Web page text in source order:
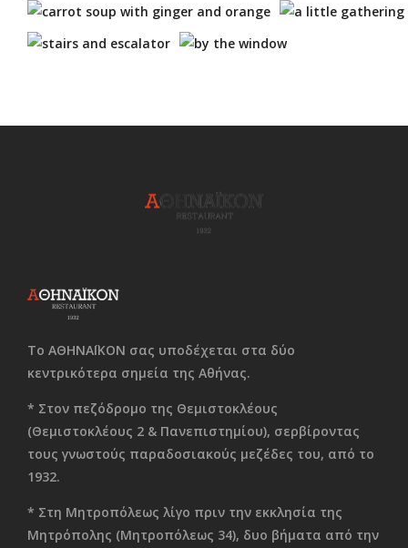
Το ΑΘΗΝΑΪΚΟΝ σας υποδέχεται στα δύο
κεντρικότερα σημεία της Αθήνας.
* Στον πεζόδρομο της Θεμιστοκλέους
(Θεμιστοκλέους 2 & Πανεπιστημίου), σερβίροντας
τους γνωστούς παραδοσιακούς μεζέδες του, από το
1932.
* Στη Μητροπόλεως λίγο πριν την εκκλησία της
Μητρόπολης (Μητροπόλεως 34), δυο βήματα από την